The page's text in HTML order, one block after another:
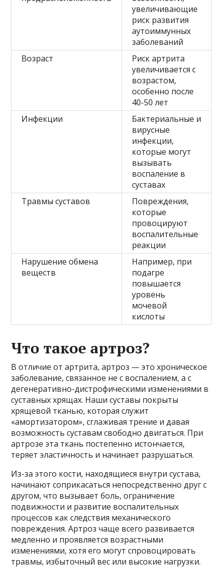
увеличивающие
риск развития
аутоиммунных
заболеваний
Возраст
Риск артрита
увеличивается с
возрастом,
особенно после
40-50 лет
Инфекции
Бактериальные и
вирусные
инфекции,
которые могут
вызывать
воспаление в
суставах
Травмы суставов
Повреждения,
которые
провоцируют
воспалительные
реакции
Нарушение обмена
веществ
Например, при
подагре
повышается
уровень
мочевой
кислоты
Что такое артроз?
В отличие от артрита, артроз — это хроническое
заболевание, связанное не с воспалением, а с
дегенеративно-дистрофическими изменениями в
суставных хрящах. Наши суставы покрыты
хрящевой тканью, которая служит
«амортизатором», сглаживая трение и давая
возможность суставам свободно двигаться. При
артрозе эта ткань постепенно истончается,
теряет эластичность и начинает разрушаться.
Из-за этого кости, находящиеся внутри сустава,
начинают соприкасаться непосредственно друг с
другом, что вызывает боль, ограничение
подвижности и развитие воспалительных
процессов как следствия механического
повреждения. Артроз чаще всего развивается
медленно и проявляется возрастными
изменениями, хотя его могут спровоцировать
травмы, избыточный вес или высокие нагрузки.